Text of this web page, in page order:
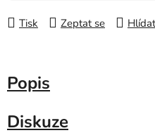
Tisk Zeptat se Hlídat
Popis
Diskuze